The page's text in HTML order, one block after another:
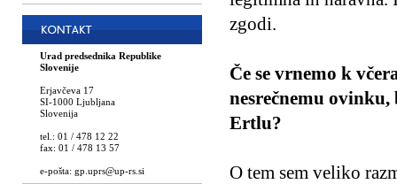
zgodi.
Če se vrnemo k
nesrečnemu
Ertlu?
O tem sem veliko
Urad predsednika Republike
Slovenije
Erjavčeva 17
SI-1000 Ljubljana
Slovenija
tel.: 01 / 478 12 22
fax: 01 / 478 13 57
e-pošta: gp.uprs@up-rs.si